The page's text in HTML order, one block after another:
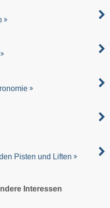
Pisten und Liften
Interessen